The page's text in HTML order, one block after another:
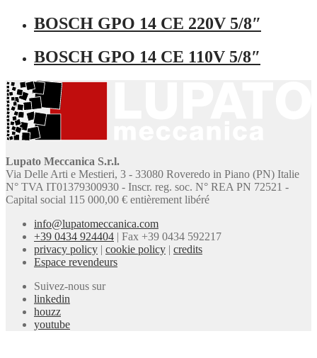
BOSCH GPO 14 CE 220V 5/8″
BOSCH GPO 14 CE 110V 5/8″
Lupato Meccanica S.r.l.
Via Delle Arti e Mestieri, 3 - 33080 Roveredo in Piano (PN) Italie
N° TVA IT01379300930 - Inscr. reg. soc. N° REA PN 72521 -
Capital social 115 000,00 € entièrement libéré
info@lupatomeccanica.com
+39 0434 924404 | Fax +39 0434 592217
privacy policy | cookie policy | credits
Espace revendeurs
Suivez-nous sur
linkedin
houzz
youtube